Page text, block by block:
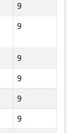
9
9
9
9
9
9